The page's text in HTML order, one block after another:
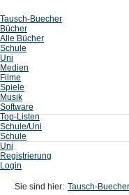
Tausch-Buecher
Bücher
Alle Bücher
Schule
Uni
Medien
Filme
Spiele
Musik
Software
Top-Listen
Schule/Uni
Schule
Uni
Registrierung
Login
Sie sind hier: Tausch-Buecher